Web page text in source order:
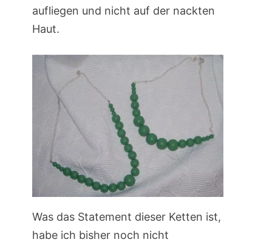
aufliegen und nicht auf der nackten
Haut.
Was das Statement dieser Ketten ist,
habe ich bisher noch nicht